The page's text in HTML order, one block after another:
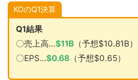
KOのQ1決算
Q1結果
〇売上高…$11B（予想$10.81B）
〇EPS…$0.68（予想$0.65）